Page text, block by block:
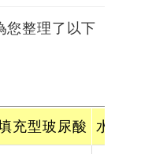
您整理了以下
充型玻尿酸 水光針